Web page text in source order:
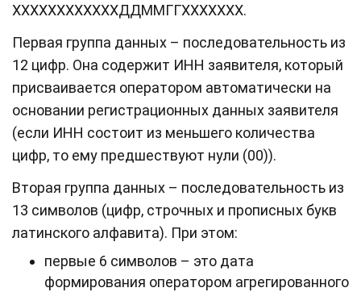
XXXXXXXXXXXXДДММГГXXXXXXX.
Первая группа данных – последовательность из
12 цифр. Она содержит ИНН заявителя, который
присваивается оператором автоматически на
основании регистрационных данных заявителя
(если ИНН состоит из меньшего количества
цифр, то ему предшествуют нули (00)).
Вторая группа данных – последовательность из
13 символов (цифр, строчных и прописных букв
латинского алфавита). При этом:
первые 6 символов – это дата
формирования оператором агрегированного